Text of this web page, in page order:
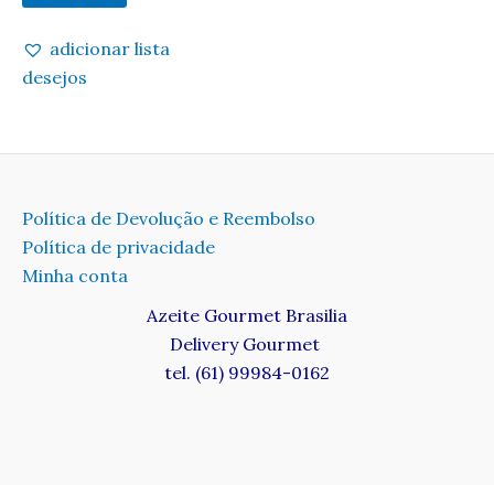
adicionar lista
desejos
Política de Devolução e Reembolso
Política de privacidade
Minha conta
Azeite Gourmet Brasilia
Delivery Gourmet
tel. (61) 99984-0162